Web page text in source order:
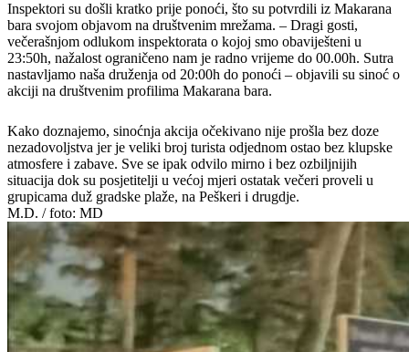
Inspektori su došli kratko prije ponoći, što su potvrdili iz Makarana
bara svojom objavom na društvenim mrežama. – Dragi gosti,
večerašnjom odlukom inspektorata o kojoj smo obaviješteni u
23:50h, nažalost ograničeno nam je radno vrijeme do 00.00h. Sutra
nastavljamo naša druženja od 20:00h do ponoći – objavili su sinoć o
akciji na društvenim profilima Makarana bara.
Kako doznajemo, sinoćnja akcija očekivano nije prošla bez doze
nezadovoljstva jer je veliki broj turista odjednom ostao bez klupske
atmosfere i zabave. Sve se ipak odvilo mirno i bez ozbiljnijih
situacija dok su posjetitelji u većoj mjeri ostatak večeri proveli u
grupicama duž gradske plaže, na Peškeri i drugdje.
M.D. / foto: MD